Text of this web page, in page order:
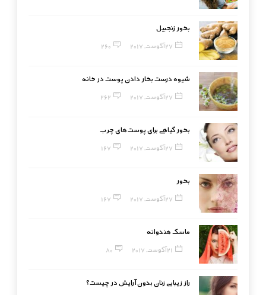
بخور زنجبیل
27 آگوست, 2017 260
شیوه درست بخار دادن پوست در خانه
27 آگوست, 2017 262
بخور گیاهی برای پوست‌های چرب
27 آگوست, 2017 167
بخور
27 آگوست, 2017 167
ماسک هندوانه
21 آگوست, 2017 80
راز زیبایی زنان بدون آرایش در چیست؟